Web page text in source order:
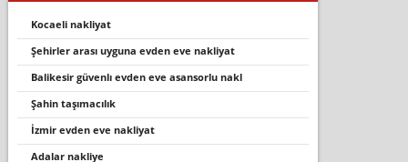
kocaeli nakliyat
şehirler arası uyguna evden eve nakliyat
bali̇kesi̇r güvenli evden eve asansorlu nakl
şahin taşımacılık
i̇zmir evden eve nakliyat
adalar nakliye